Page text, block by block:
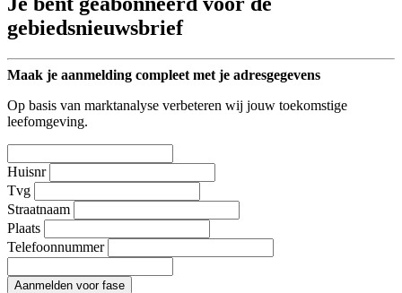
gebiedsnieuwsbrief
Maak je aanmelding compleet met je adresgegevens
Op basis van marktanalyse verbeteren wij jouw toekomstige
leefomgeving.
Huisnr
Tvg
Straatnaam
Plaats
Telefoonnummer
Aanmelden voor fase